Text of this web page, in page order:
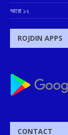
আরো ১২
ROJDIN APPS
CONTACT